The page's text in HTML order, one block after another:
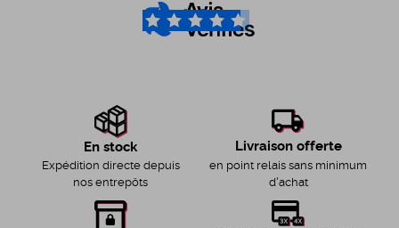
4.6/5
En stock
Expédition directe depuis
nos entrepôts
Livraison offerte
en point relais sans minimum
d'achat